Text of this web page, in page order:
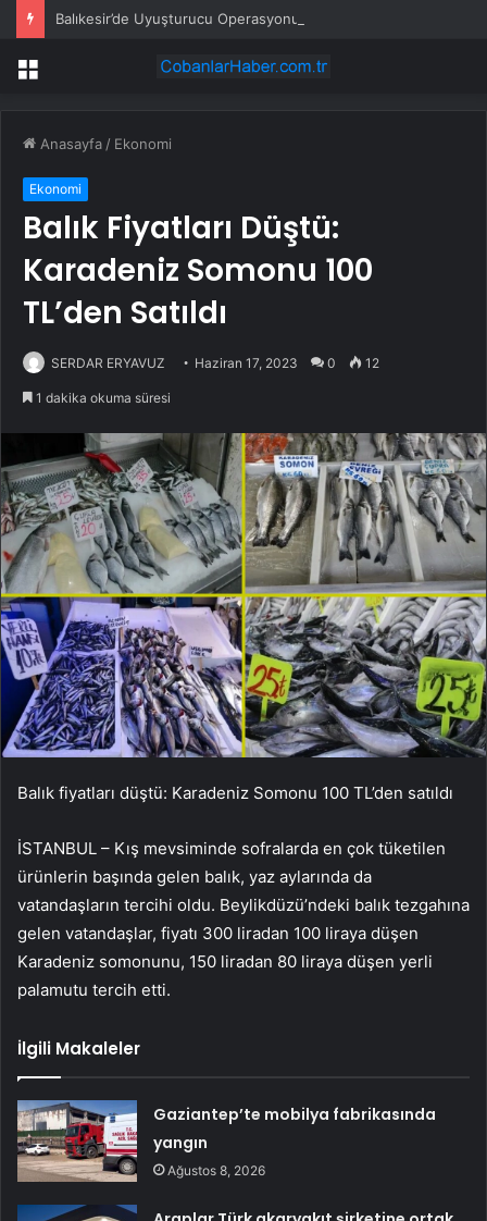
Balıkesir’de Uyuşturucu Operasyonu: 2 Kilo Ele Geçirildi
Menü
Anasayfa / Ekonomi
Ekonomi
Balık Fiyatları Düştü:
Karadeniz Somonu 100
TL’den Satıldı
SERDAR ERYAVUZ Haziran 17, 2023 0 12
1 dakika okuma süresi
Balık fiyatları düştü: Karadeniz Somonu 100 TL’den satıldı
İSTANBUL – Kış mevsiminde sofralarda en çok tüketilen
ürünlerin başında gelen balık, yaz aylarında da
vatandaşların tercihi oldu. Beylikdüzü’ndeki balık tezgahına
gelen vatandaşlar, fiyatı 300 liradan 100 liraya düşen
Karadeniz somonunu, 150 liradan 80 liraya düşen yerli
palamutu tercih etti.
İlgili Makaleler
Gaziantep’te mobilya fabrikasında
yangın
Ağustos 8, 2026